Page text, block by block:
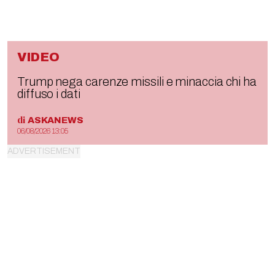
VIDEO
Trump nega carenze missili e minaccia chi ha
diffuso i dati
di ASKANEWS
06/08/2026 13:05